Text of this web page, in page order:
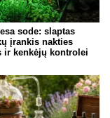
sode: slaptas
įrankis nakties
ir kenkėjų kontrolei